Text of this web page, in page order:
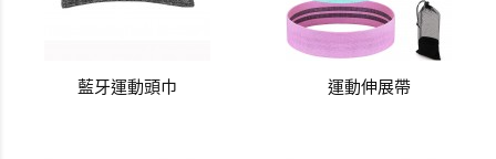
藍牙運動頭巾 運動伸展帶